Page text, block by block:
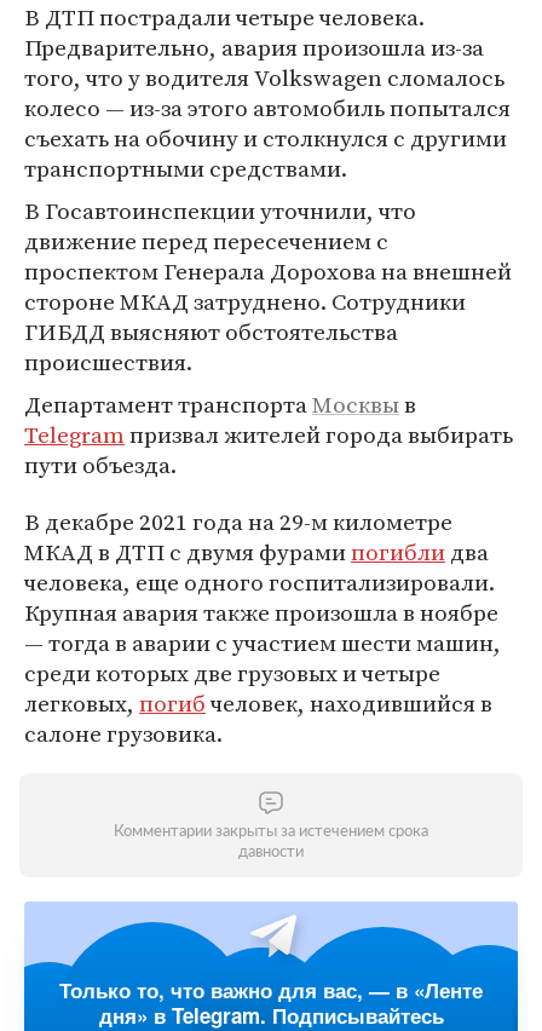
В ДТП пострадали четыре человека.
Предварительно, авария произошла из-за
того, что у водителя Volkswagen сломалось
колесо — из-за этого автомобиль попытался
съехать на обочину и столкнулся с другими
транспортными средствами.
В Госавтоинспекции уточнили, что
движение перед пересечением с
проспектом Генерала Дорохова на внешней
стороне МКАД затруднено. Сотрудники
ГИБДД выясняют обстоятельства
происшествия.
Департамент транспортаМосквыв
Telegramпризвал жителей города выбирать
пути объезда.
В декабре 2021 года на 29-м километре
МКАД в ДТП с двумя фурамипогиблидва
человека, еще одного госпитализировали.
Крупная авария также произошла в ноябре
— тогда в аварии с участием шести машин,
среди которых две грузовых и четыре
легковых, погибчеловек, находившийся в
салоне грузовика.
Комментарии закрыты за истечением срока
давности
Только то, что важно для вас, — в «Ленте
дня» в Telegram. Подписывайтесь